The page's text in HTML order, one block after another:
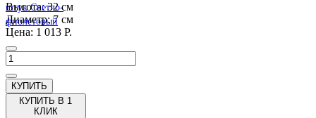
штук Светло-
фиолетовый
Высота: 32 см
Диаметр: 7 см
Цена: 1 013 Р.
КУПИТЬ В 1
КЛИК